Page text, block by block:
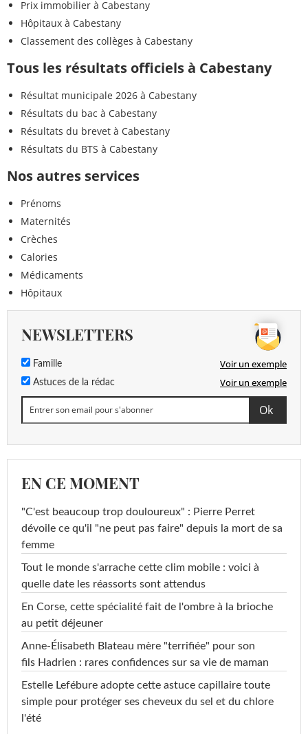
Prix immobilier à Cabestany
Hôpitaux à Cabestany
Classement des collèges à Cabestany
Tous les résultats officiels à Cabestany
Résultat municipale 2026 à Cabestany
Résultats du bac à Cabestany
Résultats du brevet à Cabestany
Résultats du BTS à Cabestany
Nos autres services
Prénoms
Maternités
Crèches
Calories
Médicaments
Hôpitaux
NEWSLETTERS
Famille Voir un exemple
Astuces de la rédac Voir un exemple
EN CE MOMENT
"C'est beaucoup trop douloureux" : Pierre Perret
dévoile ce qu'il "ne peut pas faire" depuis la mort de sa
femme
Tout le monde s'arrache cette clim mobile : voici à
quelle date les réassorts sont attendus
En Corse, cette spécialité fait de l'ombre à la brioche
au petit déjeuner
Anne-Élisabeth Blateau mère "terrifiée" pour son
fils Hadrien : rares confidences sur sa vie de maman
Estelle Lefébure adopte cette astuce capillaire toute
simple pour protéger ses cheveux du sel et du chlore
l'été